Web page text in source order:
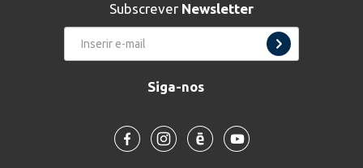
Subscrever Newsletter
Siga-nos